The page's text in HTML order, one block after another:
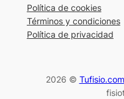
Política de cookies
Términos y condiciones
Política de privacidad
2026 © Tufisio.com